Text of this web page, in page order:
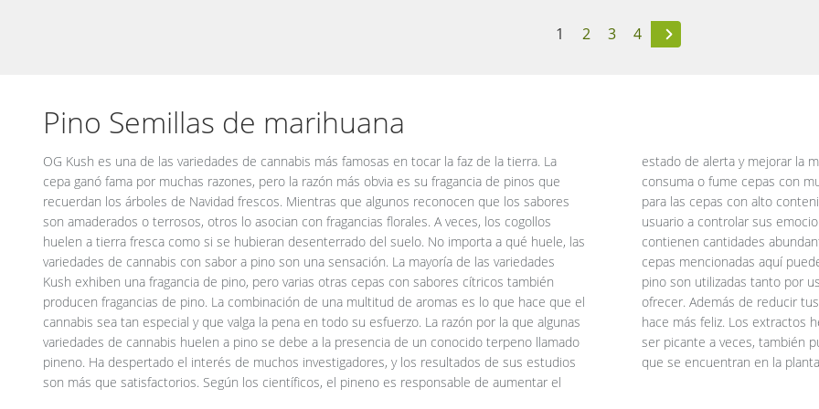
1 2 3 4
Pino Semillas de marihuana
OG Kush es una de las variedades de cannabis más famosas en tocar la faz de la tierra. La
cepa ganó fama por muchas razones, pero la razón más obvia es su fragancia de pinos que
recuerdan los árboles de Navidad frescos. Mientras que algunos reconocen que los sabores
son amaderados o terrosos, otros lo asocian con fragancias florales. A veces, los cogollos
huelen a tierra fresca como si se hubieran desenterrado del suelo. No importa a qué huele, las
variedades de cannabis con sabor a pino son una sensación. La mayoría de las variedades
Kush exhiben una fragancia de pino, pero varias otras cepas con sabores cítricos también
producen fragancias de pino. La combinación de una multitud de aromas es lo que hace que el
cannabis sea tan especial y que valga la pena en todo su esfuerzo. La razón por la que algunas
variedades de cannabis huelen a pino se debe a la presencia de un conocido terpeno llamado
pineno. Ha despertado el interés de muchos investigadores, y los resultados de sus estudios
son más que satisfactorios. Según los científicos, el pineno es responsable de aumentar el
estado de alerta y mejorar la memoria. Pinene también reduce la paranoia en caso de que
consuma o fume cepas con mucho más del que puede manejar. Es un complemento perfecto
para las cepas con alto contenido de , ya que contrarresta los fuertes efectos del y ayuda al
usuario a controlar sus emociones. Las semillas de cannabis de pino producen plantas que
contienen cantidades abundantes de pineno. Si está buscando reducir los efectos del , las
cepas mencionadas aquí pueden ayudarlo más de lo que imaginas. Las cepas de cannabis de
pino son utilizadas tanto por usuarios medicinales como recreativos porque tienen mucho que
ofrecer. Además de reducir tus emociones negativas, también eleva tu estado de ánimo y te
hace más feliz. Los extractos hechos de tales cepas huelen a pinos, y aunque el sabor puede
ser picante a veces, también puede ser dulce, dependiendo de la combinación de terpenos
que se encuentran en la planta